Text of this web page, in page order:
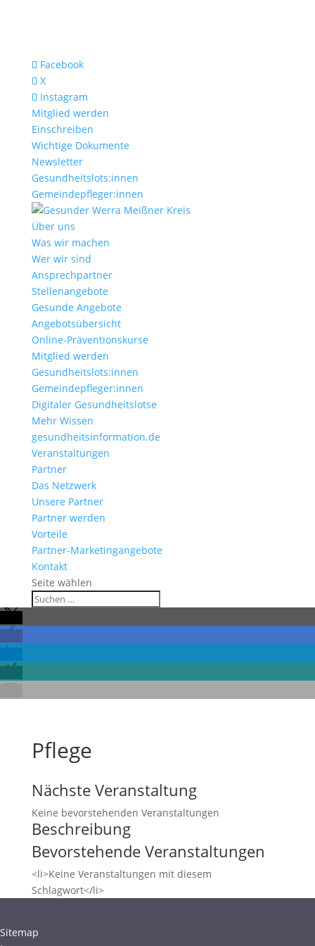
Facebook
X
Instagram
Mitglied werden
Einschreiben
Wichtige Dokumente
Newsletter
Gesundheitslots:innen
Gemeindepfleger:innen
Über uns
Was wir machen
Wer wir sind
Ansprechpartner
Stellenangebote
Gesunde Angebote
Angebotsübersicht
Online-Präventionskurse
Mitglied werden
Gesundheitslots:innen
Gemeindepfleger:innen
Digitaler Gesundheitslotse
Mehr Wissen
gesundheitsinformation.de
Veranstaltungen
Partner
Das Netzwerk
Unsere Partner
Partner werden
Vorteile
Partner-Marketingangebote
Kontakt
Seite wählen
Pflege
Nächste Veranstaltung
Keine bevorstehenden Veranstaltungen
Beschreibung
Bevorstehende Veranstaltungen
<li>Keine Veranstaltungen mit diesem
Schlagwort</li>
Sitemap